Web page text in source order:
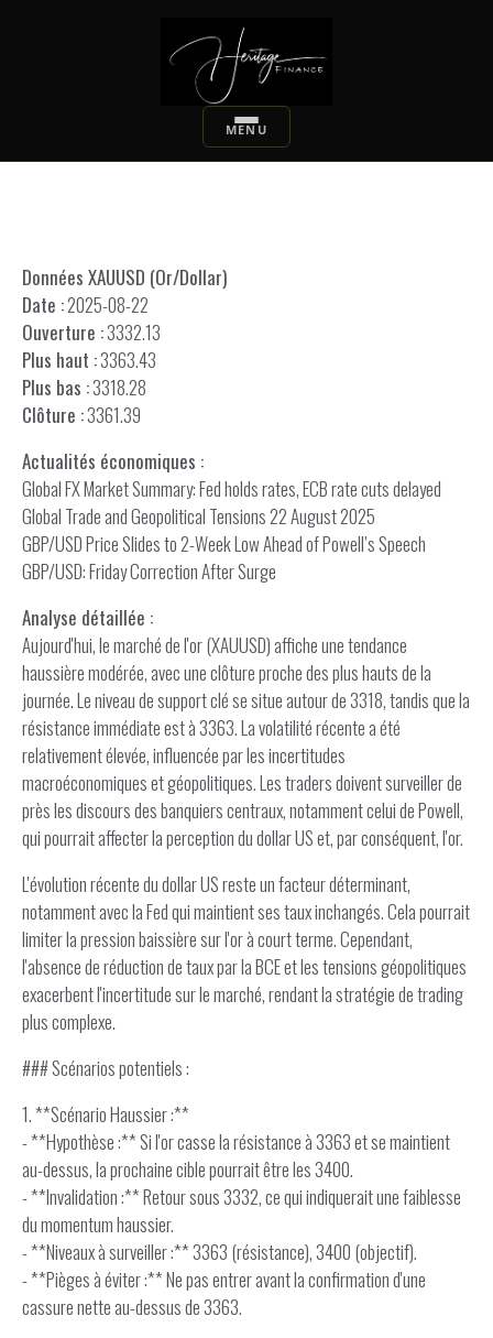
Données XAUUSD (Or/Dollar)
Date :2025-08-22
Ouverture :3332.13
Plus haut :3363.43
Plus bas :3318.28
Clôture :3361.39
Actualités économiques :
Global FX Market Summary: Fed holds rates, ECB rate cuts delayed
Global Trade and Geopolitical Tensions 22 August 2025
GBP/USD Price Slides to 2-Week Low Ahead of Powell’s Speech
GBP/USD: Friday Correction After Surge
Analyse détaillée :
Aujourd'hui, le marché de l'or (XAUUSD) affiche une tendance
haussière modérée, avec une clôture proche des plus hauts de la
journée. Le niveau de support clé se situe autour de 3318, tandis que la
résistance immédiate est à 3363. La volatilité récente a été
relativement élevée, influencée par les incertitudes
macroéconomiques et géopolitiques. Les traders doivent surveiller de
près les discours des banquiers centraux, notamment celui de Powell,
qui pourrait affecter la perception du dollar US et, par conséquent, l'or.
L'évolution récente du dollar US reste un facteur déterminant,
notamment avec la Fed qui maintient ses taux inchangés. Cela pourrait
limiter la pression baissière sur l'or à court terme. Cependant,
l'absence de réduction de taux par la BCE et les tensions géopolitiques
exacerbent l'incertitude sur le marché, rendant la stratégie de trading
plus complexe.
### Scénarios potentiels :
1. **Scénario Haussier :**
- **Hypothèse :** Si l'or casse la résistance à 3363 et se maintient
au-dessus, la prochaine cible pourrait être les 3400.
- **Invalidation :** Retour sous 3332, ce qui indiquerait une faiblesse
du momentum haussier.
- **Niveaux à surveiller :** 3363 (résistance), 3400 (objectif).
- **Pièges à éviter :** Ne pas entrer avant la confirmation d'une
cassure nette au-dessus de 3363.